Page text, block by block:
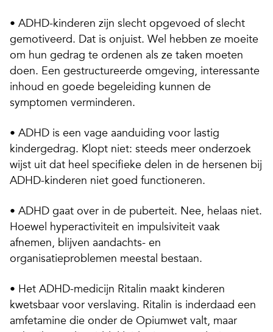
• ADHD-kinderen zijn slecht opgevoed of slecht
gemotiveerd. Dat is onjuist. Wel hebben ze moeite
om hun gedrag te ordenen als ze taken moeten
doen. Een gestructureerde omgeving, interessante
inhoud en goede begeleiding kunnen de
symptomen verminderen.
• ADHD is een vage aanduiding voor lastig
kindergedrag. Klopt niet: steeds meer onderzoek
wijst uit dat heel specifieke delen in de hersenen bij
ADHD-kinderen niet goed functioneren.
• ADHD gaat over in de puberteit. Nee, helaas niet.
Hoewel hyperactiviteit en impulsiviteit vaak
afnemen, blijven aandachts- en
organisatieproblemen meestal bestaan.
• Het ADHD-medicijn Ritalin maakt kinderen
kwetsbaar voor verslaving. Ritalin is inderdaad een
amfetamine die onder de Opiumwet valt, maar